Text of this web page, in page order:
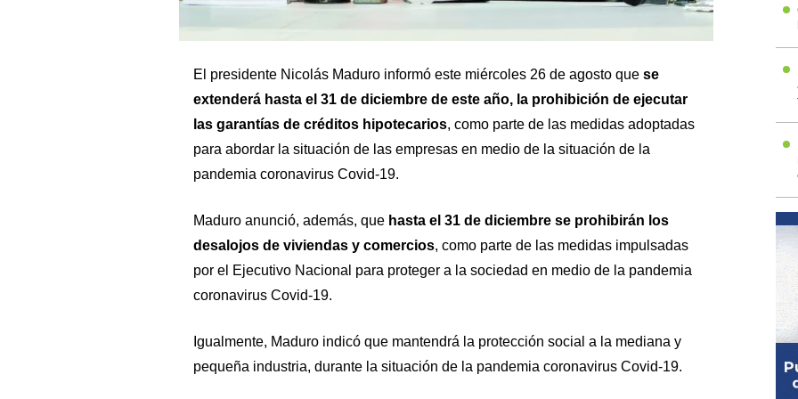
El presidente Nicolás Maduro informó este miércoles 26 de agosto quese
extenderá hasta el 31 de diciembre de este año, la prohibición de ejecutar
las garantías de créditos hipotecarios, como parte de las medidas adoptadas
para abordar la situación de las empresas en medio de la situación de la
pandemia coronavirus Covid-19.
Maduro anunció, además, que hasta el 31 de diciembre se prohibirán los
desalojos de viviendas y comercios, como parte de las medidas impulsadas
por el Ejecutivo Nacional para proteger a la sociedad en medio de la pandemia
coronavirus Covid-19.
Igualmente, Maduro indicó que mantendrá la protección social a la mediana y
pequeña industria, durante la situación de la pandemia coronavirus Covid-19.